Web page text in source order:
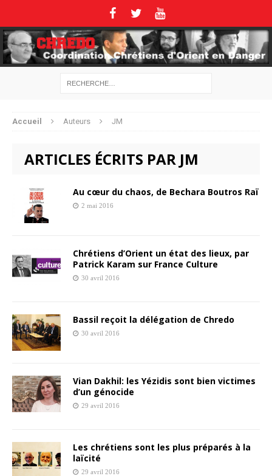
Accueil Auteurs JM
ARTICLES ÉCRITS PAR JM
Au cœur du chaos, de Bechara Boutros Raï
2 mai 2016
Chrétiens d’Orient un état des lieux, par
Patrick Karam sur France Culture
30 avril 2016
Bassil reçoit la délégation de Chredo
30 avril 2016
Vian Dakhil: les Yézidis sont bien victimes
d’un génocide
29 avril 2016
Les chrétiens sont les plus préparés à la
laïcité
29 avril 2016